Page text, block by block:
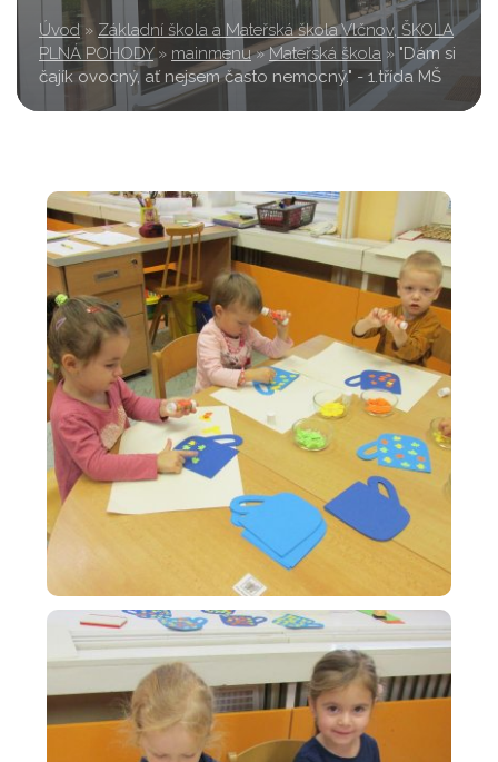
Úvod » Základní škola a Mateřská škola Vlčnov, ŠKOLA
PLNÁ POHODY » mainmenu » Mateřská škola » "Dám si
čajík ovocný, ať nejsem často nemocný." - 1.třída MŠ